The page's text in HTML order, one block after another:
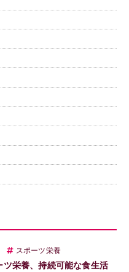
スポーツ栄養
ツ栄養、持続可能な食生活